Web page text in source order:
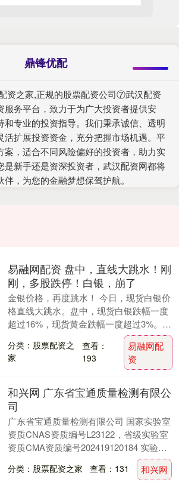
鼎锋优配
资之家,正规的股票配资公司⑦武汉配资
服务平台，致力于为广大投资者提供安
和专业的投资指导。我们秉承诚信、透明
活扩展投资资金，充分把握市场机遇。平
案，适合不同风险偏好的投资者，助力实
是新手还是资深投资者，武汉配资网都将
，为您的金融梦想保驾护航。
易融网配资 盘中，直线大跳水！刚
刚，多股跌停！白银，崩了
金银价格，再度跳水！ 今日，现货白银价
格直线大跳水。盘中，现货白银跌幅一度
超过16%，现货黄金跌幅一度超过3%。 A
股黄金概念股也大幅下挫。截至券商中国
记者发稿....
分类：股票配资之
家
查看：
193
易融网配
资
和兴网 广东省宝通质量检测有限公
司
广东省宝通质量检测有限公司 国家实验室
资质CNAS资质编号L23122，省级实验室
资质CMA资质编号202419120184 实验室
地址：广东省佛山市顺德区杏坛....
分类：股票配资之家 查看：131 和兴网